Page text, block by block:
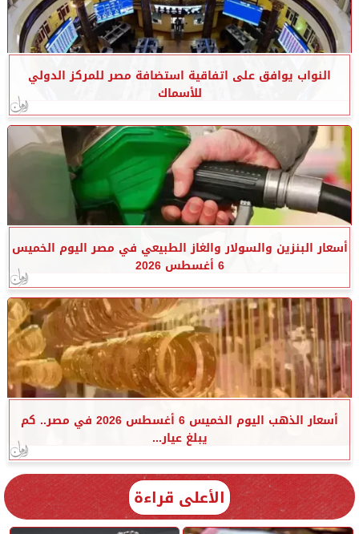
النواب يوافق على اتفاقية استضافة مصر للمركز الدولي
للأسماك
أسعار البنزين والسولار والغاز الطبيعي في مصر اليوم الخميس
6 أغسطس 2026
أسعار الذهب اليوم الخميس 6 أغسطس 2026 في مصر.. كم
يبلغ عيار...
الأعلى قراءة